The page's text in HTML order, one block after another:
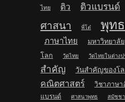
ไทย ติว ติวแบรนด์
ศาสนา
พี่โต๋ พุท
ภาษาไทย มหาวิทยาลัย
โลก
วัดไทย วัดไทยในต่างป
สำคัญ
วันสำคัญของโ
คณิตศาสตร์
วิชาภาษา
แบรนด์
ศาสนาพุทธ สมัชช